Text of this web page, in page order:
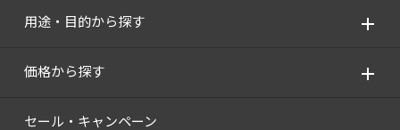
用途・目的から探す
価格から探す
セール・キャンペーン